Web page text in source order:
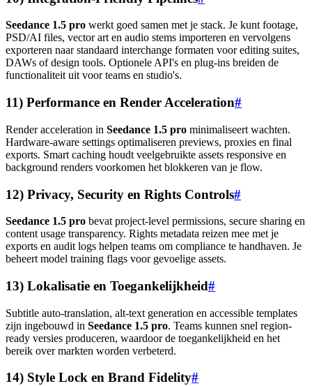
Seedance 1.5 pro werkt goed samen met je stack. Je kunt footage,
PSD/AI files, vector art en audio stems importeren en vervolgens
exporteren naar standaard interchange formaten voor editing suites,
DAWs of design tools. Optionele API's en plug-ins breiden de
functionaliteit uit voor teams en studio's.
11) Performance en Render Acceleration#
Render acceleration in Seedance 1.5 pro minimaliseert wachten.
Hardware-aware settings optimaliseren previews, proxies en final
exports. Smart caching houdt veelgebruikte assets responsive en
background renders voorkomen het blokkeren van je flow.
12) Privacy, Security en Rights Controls#
Seedance 1.5 pro bevat project-level permissions, secure sharing en
content usage transparency. Rights metadata reizen mee met je
exports en audit logs helpen teams om compliance te handhaven. Je
beheert model training flags voor gevoelige assets.
13) Lokalisatie en Toegankelijkheid#
Subtitle auto-translation, alt-text generation en accessible templates
zijn ingebouwd in Seedance 1.5 pro. Teams kunnen snel region-
ready versies produceren, waardoor de toegankelijkheid en het
bereik over markten worden verbeterd.
14) Style Lock en Brand Fidelity#